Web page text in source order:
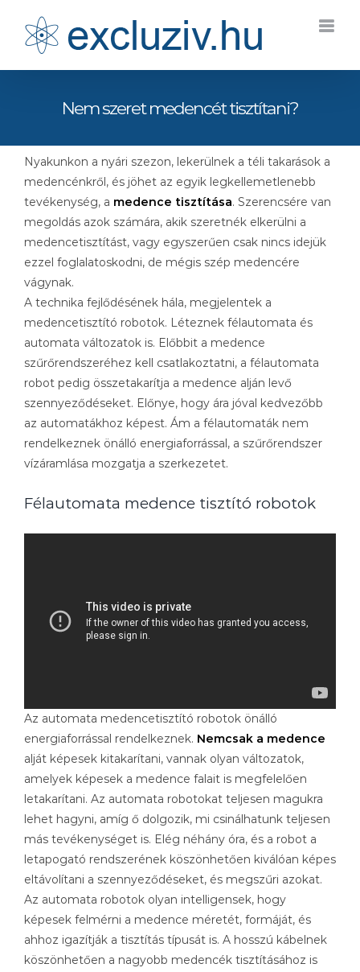
Nem szeret medencét tisztítani?
Nyakunkon a nyári szezon, lekerülnek a téli takarások a
medencénkről, és jöhet az egyik legkellemetlenebb
tevékenység, a medence tisztítása. Szerencsére van
megoldás azok számára, akik szeretnék elkerülni a
medencetisztítást, vagy egyszerűen csak nincs idejük
ezzel foglalatoskodni, de mégis szép medencére
vágynak.
A technika fejlődésének hála, megjelentek a
medencetisztító robotok. Léteznek félautomata és
automata változatok is. Előbbit a medence
szűrőrendszeréhez kell csatlakoztatni, a félautomata
robot pedig összetakarítja a medence alján levő
szennyeződéseket. Előnye, hogy ára jóval kedvezőbb
az automatákhoz képest. Ám a félautomaták nem
rendelkeznek önálló energiaforrással, a szűrőrendszer
vízáramlása mozgatja a szerkezetet.
Félautomata medence tisztító robotok
Az automata medencetisztító robotok önálló
energiaforrással rendelkeznek. Nemcsak a medence
alját képesek kitakarítani, vannak olyan változatok,
amelyek képesek a medence falait is megfelelően
letakarítani. Az automata robotokat teljesen magukra
lehet hagyni, amíg ő dolgozik, mi csinálhatunk teljesen
más tevékenységet is. Elég néhány óra, és a robot a
letapogató rendszerének köszönhetően kiválóan képes
eltávolítani a szennyeződéseket, és megszűri azokat.
Az automata robotok olyan intelligensek, hogy
képesek felmérni a medence méretét, formáját, és
ahhoz igazítják a tisztítás típusát is. A hosszú kábelnek
köszönhetően a nagyobb medencék tisztításához is